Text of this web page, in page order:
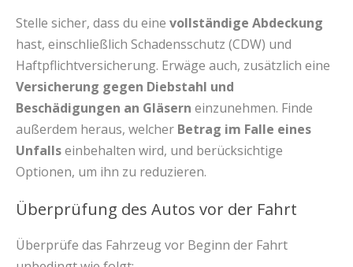
Stelle sicher, dass du eine vollständige Abdeckung
hast, einschließlich Schadensschutz (CDW) und
Haftpflichtversicherung. Erwäge auch, zusätzlich eine
Versicherung gegen Diebstahl und
Beschädigungen an Gläsern einzunehmen. Finde
außerdem heraus, welcher Betrag im Falle eines
Unfallseinbehalten wird, und berücksichtige
Optionen, um ihn zu reduzieren.
Überprüfung des Autos vor der Fahrt
Überprüfe das Fahrzeug vor Beginn der Fahrt